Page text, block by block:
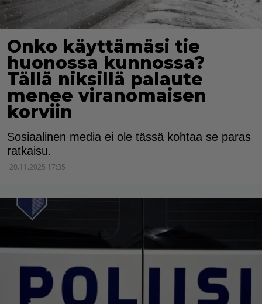
Onko käyttämäsi tie
huonossa kunnossa?
Tällä niksillä palaute
menee viranomaisen
korviin
Sosiaalinen media ei ole tässä kohtaa se paras
ratkaisu.
20.11.2025 17:35